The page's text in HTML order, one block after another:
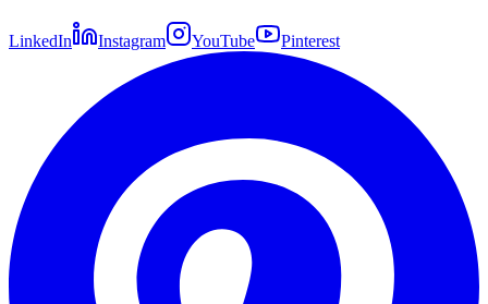
LinkedIn Instagram YouTube Pinterest